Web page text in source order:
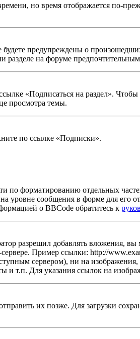
но время отображается по-
предупреждены о
разделе на форуме
«Подписаться на раздел».
просмотра темы.
по ссылке «Подписки».
по форматированию отдельных
уровне сообщения в форме для
о BBCode обратитесь к
разрешил добавлять вложения,
Пример ссылки: http://
сервером), ни на
т.п. Для указания ссылок на
их позже. Для загрузки